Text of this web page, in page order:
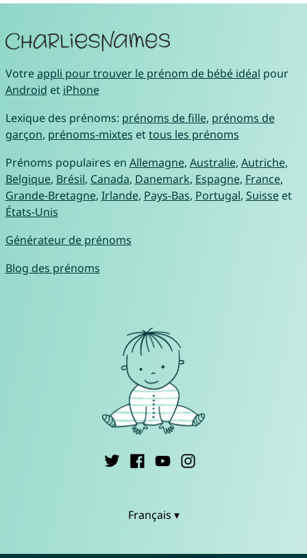
Votreappli pour trouver le prénom de bébé idéal pour
Android et iPhone
Lexique des prénoms: prénoms de fille, prénoms de
garçon, prénoms-mixtes ettous les prénoms
Prénoms populaires en Allemagne, Australie, Autriche,
Belgique, Brésil, Canada, Danemark, Espagne, France,
Grande-Bretagne, Irlande, Pays-Bas, Portugal, Suisseet
États-Unis
Générateur de prénoms
Blog des prénoms
Français ▾